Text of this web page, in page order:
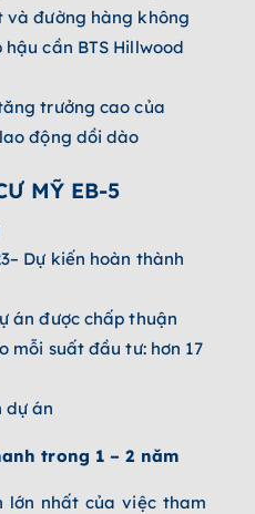
và đường hàng không
cần BTS Hillwood
trưởng cao của
động dồi dào
MỸ EB-5
Dự kiến hoàn thành
án được chấp thuận
mỗi suất đầu tư: hơn 17
dự án
trong 1 – 2 năm
lớn nhất của việc tham